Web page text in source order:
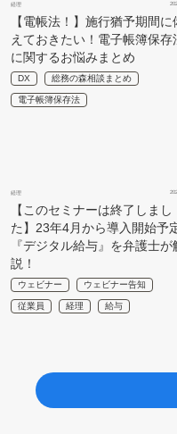
経理
【電帳法！】施行猶予期間に
えておきたい！電子帳簿保存
に関するお悩みまとめ
DX 総務の森相談まとめ
電子帳簿保存法
経理
【このセミナーは終了しまし
た】23年4月から導入開始予
『デジタル給与』を弁護士が
説！
ウェビナー ウェビナー告知
従業員 経理 給与